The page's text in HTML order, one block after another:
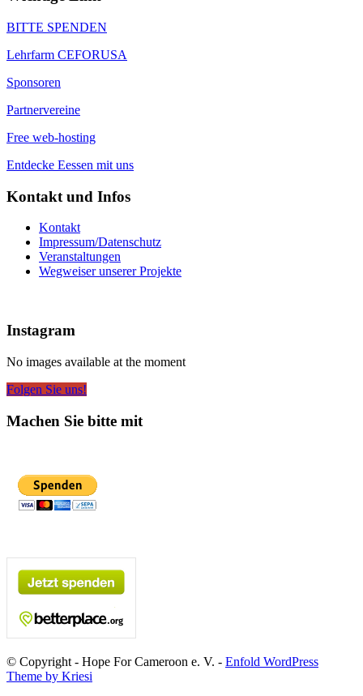
BITTE SPENDEN
Lehrfarm CEFORUSA
Sponsoren
Partnervereine
Free web-hosting
Entdecke Eessen mit uns
Kontakt und Infos
Kontakt
Impressum/Datenschutz
Veranstaltungen
Wegweiser unserer Projekte
Instagram
No images available at the moment
Folgen Sie uns!
Machen Sie bitte mit
© Copyright - Hope For Cameroon e. V. - Enfold WordPress
Theme by Kriesi